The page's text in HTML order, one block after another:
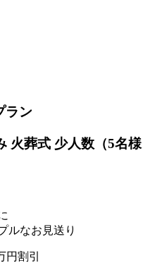
ラン
火葬式 少人数（5名様
ルなお見送り
円割引